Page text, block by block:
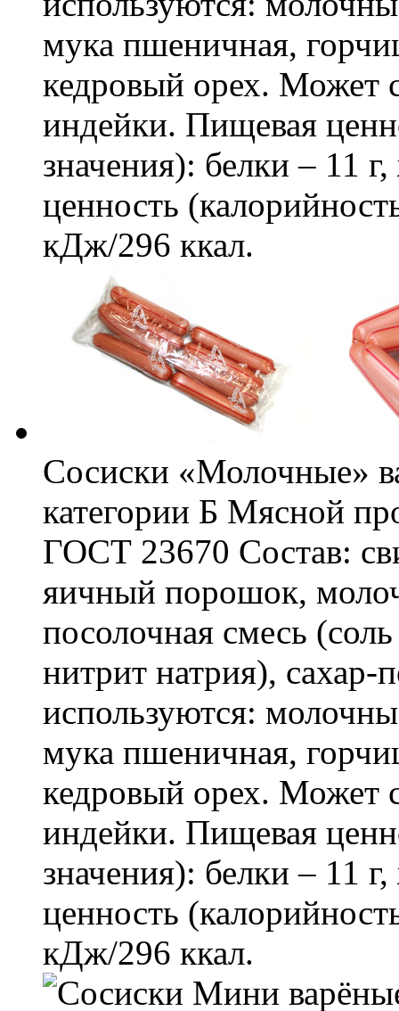
мука пшеничная,
кедровый орех.
индейки. Пищевая
значения): белки – 11
ценность
кДж/296 ккал.
Сосиски «Молочные»
категории Б Мясной
ГОСТ 23670 Состав:
яичный порошок,
посолочная смесь
нитрит натрия),
используются:
мука пшеничная,
кедровый орех.
индейки. Пищевая
значения): белки – 11
ценность
кДж/296 ккал.